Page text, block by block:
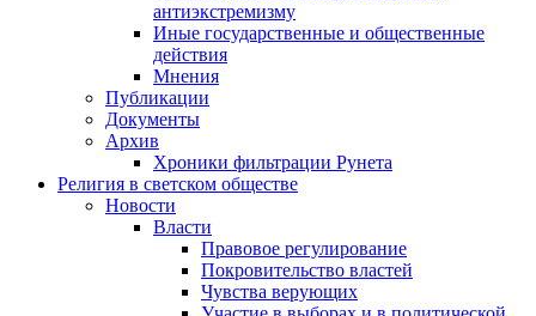
антиэкстремизму
Иные государственные и общественные
действия
Мнения
Публикации
Документы
Архив
Хроники фильтрации Рунета
Религия в светском обществе
Новости
Власти
Правовое регулирование
Покровительство властей
Чувства верующих